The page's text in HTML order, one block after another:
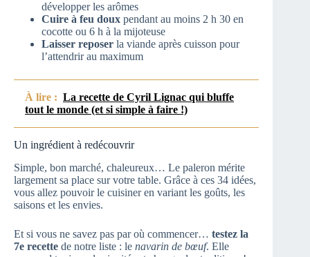
développer les arômes
Cuire à feu doux pendant au moins 2 h 30 en
cocotte ou 6 h à la mijoteuse
Laisser reposer la viande après cuisson pour
l’attendrir au maximum
À lire : La recette de Cyril Lignac qui bluffe
tout le monde (et si simple à faire !)
Un ingrédient à redécouvrir
Simple, bon marché, chaleureux… Le paleron mérite
largement sa place sur votre table. Grâce à ces 34 idées,
vous allez pouvoir le cuisiner en variant les goûts, les
saisons et les envies.
Et si vous ne savez pas par où commencer… testez la
7e recette de notre liste : le navarin de bœuf. Elle